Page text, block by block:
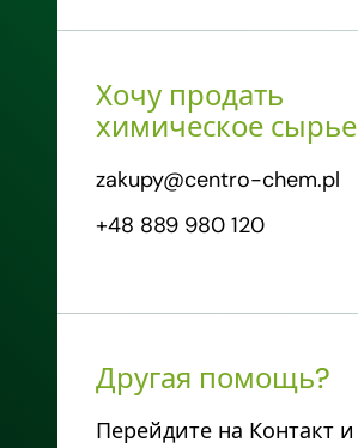
Хочу продать
химическое сырье
zakupy@centro-chem.pl
+48 889 980 120
Другая помощь?
Перейдите на Контакт и